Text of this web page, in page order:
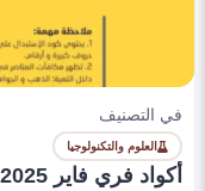
في التصنيف
العلوم والتكنولوجيا